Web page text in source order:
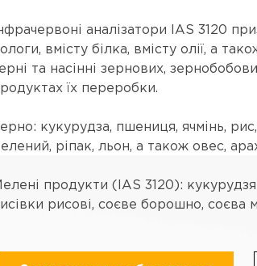
аналізатори IAS 3120
вмісту білка, вмісту олії, а
та насінні зернових,
їх переробки.
кукурудза, пшениця, ячмінь,
ріпак, льон, а також овес,
продукти (IAS 3120):
рисові, соєве борошно, соєва